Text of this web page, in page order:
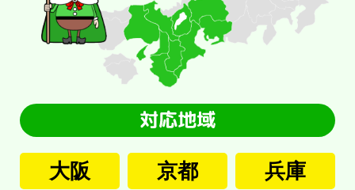
大阪 京都
兵庫